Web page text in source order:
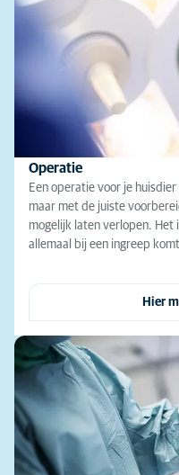
Operatie
Een operatie voor je
maar met de juiste
mogelijk laten verlopen.
allemaal bij een ingreep
Hier